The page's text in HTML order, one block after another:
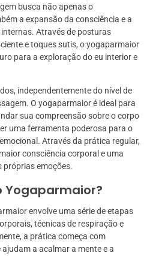
busca não apenas o
a expansão da consciência e a
Através de posturas
e toques sutis, o yogaparmaior
para a exploração do eu interior e
independentemente do nível de
O yogaparmaior é ideal para
sua compreensão sobre o corpo
uma ferramenta poderosa para o
Através da prática regular,
consciência corporal e uma
próprias emoções.
Yogaparmaior?
envolve uma série de etapas
técnicas de respiração e
a prática começa com
a acalmar a mente e a